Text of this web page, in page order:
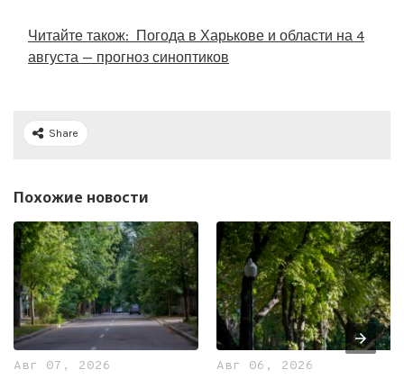
Читайте також: Погода в Харькове и области на 4
августа — прогноз синоптиков
Share
Похожие новости
Авг 07, 2026 Авг 06, 2026